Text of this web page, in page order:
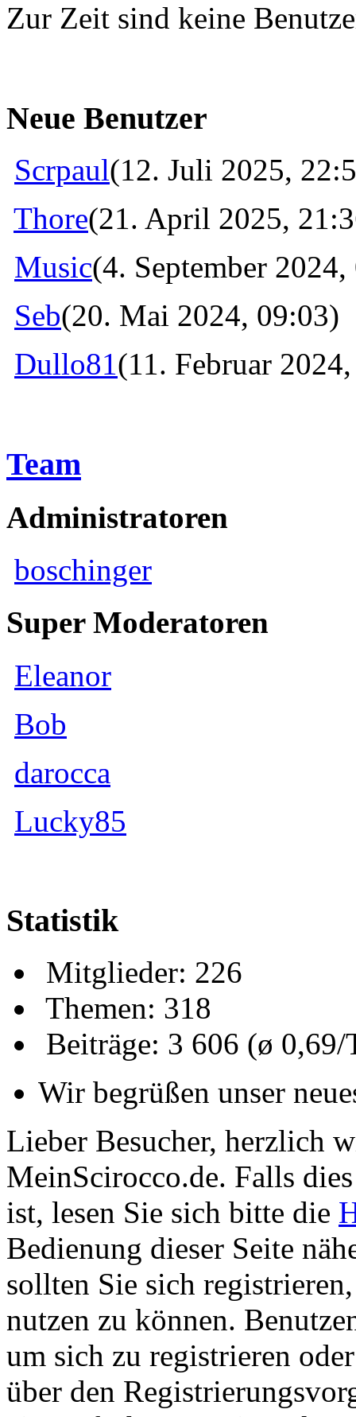
Zur Zeit sind keine
Neue Benutzer
Scrpaul(12. Juli 2025,
Thore(21. April 2025,
Music(4. September
Seb(20. Mai 2024, 09:03)
Dullo81(11. Februar
Team
Administratoren
boschinger
Super Moderatoren
Eleanor
Bob
darocca
Lucky85
Statistik
Mitglieder: 226
Themen: 318
Beiträge: 3 606 (ø 0,69/
Wir begrüßen unser
Lieber Besucher, herzlich
MeinScirocco.de. Falls
ist, lesen Sie sich bitte die
Bedienung dieser Seite
sollten Sie sich
nutzen zu können.
um sich zu registrieren
über den